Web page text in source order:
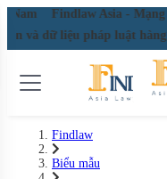
Findlaw Asia - Mạng
và dữ liệu pháp luật hàng
Findlaw
Biểu mẫu